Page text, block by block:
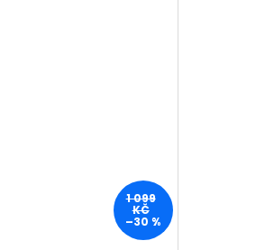
1 099
KČ
–30 %